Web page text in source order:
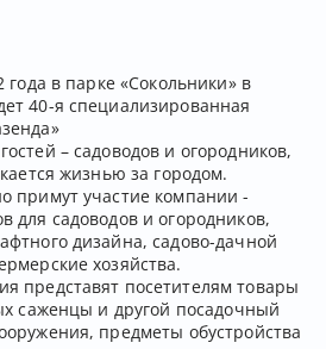
в парке «Сокольники» в
40-я специализированная
– садоводов и огородников,
жизнью за городом.
примут участие компании -
для садоводов и огородников,
дизайна, садово-дачной
хозяйства.
представят посетителям товары
саженцы и другой посадочный
предметы обустройства